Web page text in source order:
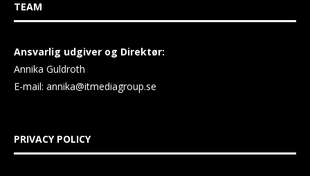
TEAM
Ansvarlig udgiver og Direktør:
Annika Guldroth
E-mail: annika@itmediagroup.se
PRIVACY POLICY